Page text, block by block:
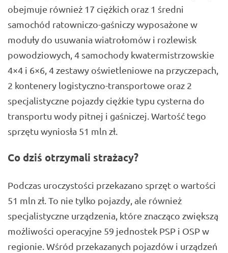
obejmuje również 17 ciężkich oraz 1 średni
samochód ratowniczo-gaśniczy wyposażone w
moduły do usuwania wiatrołomów i rozlewisk
powodziowych, 4 samochody kwatermistrzowskie
4×4 i 6×6, 4 zestawy oświetleniowe na przyczepach,
2 kontenery logistyczno-transportowe oraz 2
specjalistyczne pojazdy ciężkie typu cysterna do
transportu wody pitnej i gaśniczej. Wartość tego
sprzętu wyniosła 51 mln zł.
Co dziś otrzymali strażacy?
Podczas uroczystości przekazano sprzęt o wartości
51 mln zł. To nie tylko pojazdy, ale również
specjalistyczne urządzenia, które znacząco zwiększą
możliwości operacyjne 59 jednostek PSP i OSP w
regionie. Wśród przekazanych pojazdów i urządzeń